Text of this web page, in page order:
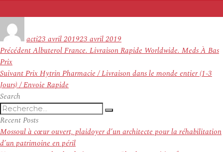
actile
23 avril 201923 avril 2019
Navigation
de
l’article
PrécédentArticle
Albuterol France. Livraison Rapide Worldwide. Meds À Bas
Prix
SuivantArticle
suivant :
Prix Hytrin Pharmacie / Livraison dans le monde entier (1-3
Jours) / Envoie Rapide
Search
Recherche
pour
:
Recherche
Recent Posts
Mossoul à cœur ouvert, plaidoyer d’un architecte pour la réhabilitation
d’un patrimoine en péril